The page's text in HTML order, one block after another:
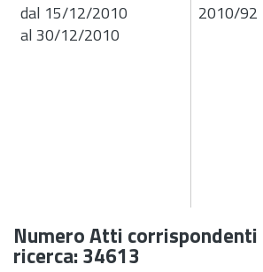
dal 15/12/2010
al 30/12/2010
2010/92
Numero Atti
ricerca: 34613